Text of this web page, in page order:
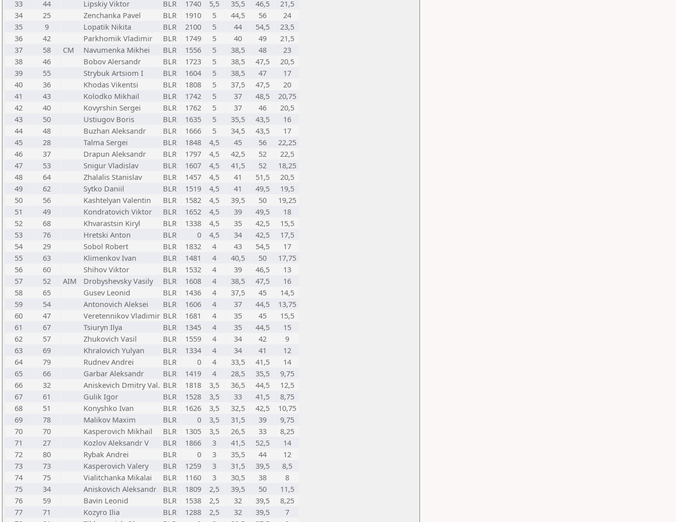
33
44 Lipskiy Viktor BLR 1740 5,5 35,5 46,5
21,5
34
25 Zenchanka Pavel BLR 1910 5 44,5 56
24
35
9 Lopatik Nikita BLR 2100 5 44 54,5
23,5
36
42 Parkhomik Vladimir BLR 1749 5 40 49
21,5
37
58 CM Navumenka Mikhei BLR 1556 5 38,5 48
23
38
46 Bobov Alersandr BLR 1723 5 38,5 47,5
20,5
39
55 Strybuk Artsiom I BLR 1604 5 38,5 47
17
40
36 Khodas Vikentsi BLR 1808 5 37,5 47,5
20
41
43 Kolodko Mikhail BLR 1742 5 37 48,5
20,75
42
40 Kovyrshin Sergei BLR 1762 5 37 46
20,5
43
50 Ustiugov Boris BLR 1635 5 35,5 43,5
16
44
48 Buzhan Aleksandr BLR 1666 5 34,5 43,5
17
45
28 Talma Sergei BLR 1848 4,5 45 56
22,25
46
37 Drapun Aleksandr BLR 1797 4,5 42,5 52
22,5
47
53 Snigur Vladislav BLR 1607 4,5 41,5 52
18,25
48
64 Zhalalis Stanislav BLR 1457 4,5 41 51,5
20,5
49
62 Sytko Daniil BLR 1519 4,5 41 49,5
19,5
50
56 Kashtelyan Valentin BLR 1582 4,5 39,5 50
19,25
51
49 Kondratovich Viktor BLR 1652 4,5 39 49,5
18
52
68 Khvarastsin Kiryl BLR 1338 4,5 35 42,5
15,5
53
76 Hretski Anton BLR 0 4,5 34 42,5
17,5
54
29 Sobol Robert BLR 1832 4 43 54,5
17
55
63 Klimenkov Ivan BLR 1481 4 40,5 50
17,75
56
60 Shihov Viktor BLR 1532 4 39 46,5
13
57
52 AIM Drobyshevsky Vasily BLR 1608 4 38,5 47,5
16
58
65 Gusev Leonid BLR 1436 4 37,5 45
14,5
59
54 Antonovich Aleksei BLR 1606 4 37 44,5
13,75
60
47 Veretennikov Vladimir BLR 1681 4 35 45
15,5
61
67 Tsiuryn Ilya BLR 1345 4 35 44,5
15
62
57 Zhukovich Vasil BLR 1559 4 34 42
9
63
69 Khralovich Yulyan BLR 1334 4 34 41
12
64
79 Rudnev Andrei BLR 0 4 33,5 41,5
14
65
66 Garbar Aleksandr BLR 1419 4 28,5 35,5
9,75
66
32 Aniskevich Dmitry Val. BLR 1818 3,5 36,5 44,5
12,5
67
61 Gulik Igor BLR 1528 3,5 33 41,5
8,75
68
51 Konyshko Ivan BLR 1626 3,5 32,5 42,5
10,75
69
78 Malikov Maxim BLR 0 3,5 31,5 39
9,75
70
70 Kasperovich Mikhail BLR 1305 3,5 26,5 33
8,25
71
27 Kozlov Aleksandr V BLR 1866 3 41,5 52,5
14
72
80 Rybak Andrei BLR 0 3 35,5 44
12
73
73 Kasperovich Valery BLR 1259 3 31,5 39,5
8,5
74
75 Vialitchanka Mikalai BLR 1160 3 30,5 38
8
75
34 Aniskovich Aleksandr BLR 1809 2,5 39,5 50
11,5
76
59 Bavin Leonid BLR 1538 2,5 32 39,5
8,25
77
71 Kozyro Ilia BLR 1288 2,5 32 39,5
7